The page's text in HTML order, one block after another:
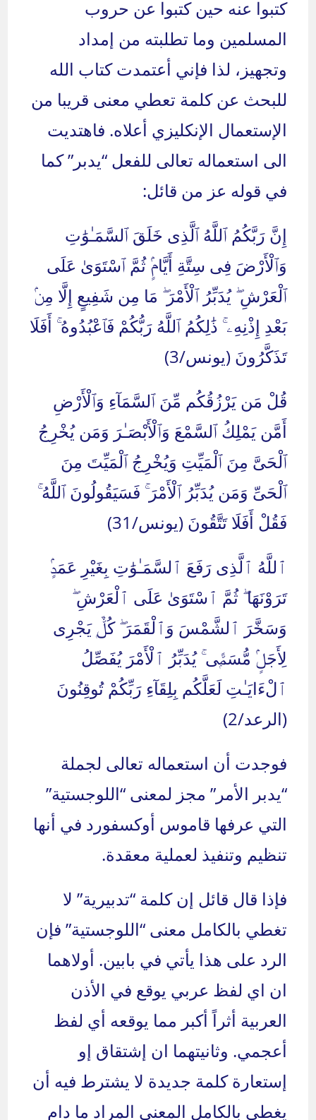
كتبوا عنه حين كتبوا عن حروب
المسلمين وما تطلبته من إمداد
وتجهيز، لذا فإني أعتمدت كتاب الله
للبحث عن كلمة تعطي معنى قريبا من
الإستعمال الإنكليزي أعلاه. فاهتديت
الى استعماله تعالى للفعل “يدبر” كما
في قوله عز من قائل:
إِنَّ رَبَّكُمُ ٱللَّهُ ٱلَّذِى خَلَقَ ٱلسَّمَـٰوَ‌ٰتِ
وَٱلْأَرْضَ فِى سِتَّةِ أَيَّامٍۢ ثُمَّ ٱسْتَوَىٰ عَلَى
ٱلْعَرْشِ ۖ يُدَبِّرُ ٱلْأَمْرَ ۖ مَا مِن شَفِيعٍ إِلَّا مِنۢ
بَعْدِ إِذْنِهِۦ ۚ ذَ‌ٰلِكُمُ ٱللَّهُ رَبُّكُمْ فَٱعْبُدُوهُ ۚ أَفَلَا
تَذَكَّرُونَ (يونس/3)
قُلْ مَن يَرْزُقُكُم مِّنَ ٱلسَّمَآءِ وَٱلْأَرْضِ
أَمَّن يَمْلِكُ ٱلسَّمْعَ وَٱلْأَبْصَـٰرَ وَمَن يُخْرِجُ
ٱلْحَىَّ مِنَ ٱلْمَيِّتِ وَيُخْرِجُ ٱلْمَيِّتَ مِنَ
ٱلْحَىِّ وَمَن يُدَبِّرُ ٱلْأَمْرَ ۚ فَسَيَقُولُونَ ٱللَّهُ ۚ
فَقُلْ أَفَلَا تَتَّقُونَ (يونس/31)
ٱللَّهُ ٱلَّذِى رَفَعَ ٱلسَّمَـٰوَ‌ٰتِ بِغَيْرِ عَمَدٍۢ
تَرَوْنَهَا ۖ ثُمَّ ٱسْتَوَىٰ عَلَى ٱلْعَرْشِ ۖ
وَسَخَّرَ ٱلشَّمْسَ وَٱلْقَمَرَ ۖ كُلٌّۭ يَجْرِى
لِأَجَلٍۢ مُّسَمًّۭى ۚ يُدَبِّرُ ٱلْأَمْرَ يُفَصِّلُ
ٱلْءَايَـٰتِ لَعَلَّكُم بِلِقَآءِ رَبِّكُمْ تُوقِنُونَ
(الرعد/2)
فوجدت أن استعماله تعالى لجملة
“يدبر الأمر” مجز لمعنى “اللوجستية”
التي عرفها قاموس أوكسفورد في أنها
تنظيم وتنفيذ لعملية معقدة.
فإذا قال قائل إن كلمة “تدبيرية” لا
تغطي بالكامل معنى “اللوجستية” فإن
الرد على هذا يأتي في بابين. أولاهما
ان اي لفظ عربي يوقع في الأذن
العربية أثراً أكبر مما يوقعه أي لفظ
أعجمي. وثانيتهما ان إشتقاق إو
إستعارة كلمة جديدة لا يشترط فيه أن
يغطي بالكامل المعنى المراد ما دام